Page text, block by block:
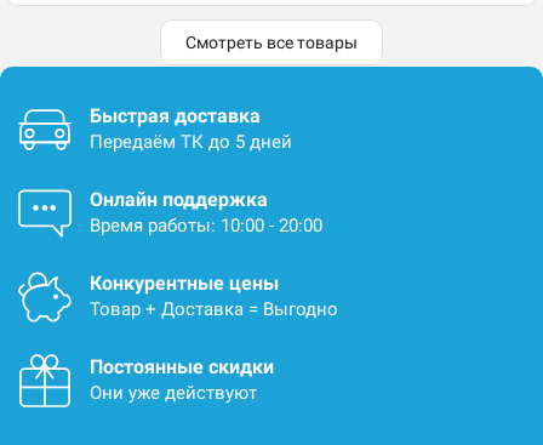
Смотреть все товары
Быстрая доставка
Передаём ТК до 5 дней
Онлайн поддержка
Время работы: 10:00 - 20:00
Конкурентные цены
Товар + Доставка = Выгодно
Постоянные скидки
Они уже действуют